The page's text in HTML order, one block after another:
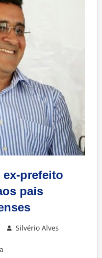
ex-prefeito
pais
Silvério Alves